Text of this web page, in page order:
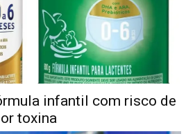
infantil com risco de
toxina